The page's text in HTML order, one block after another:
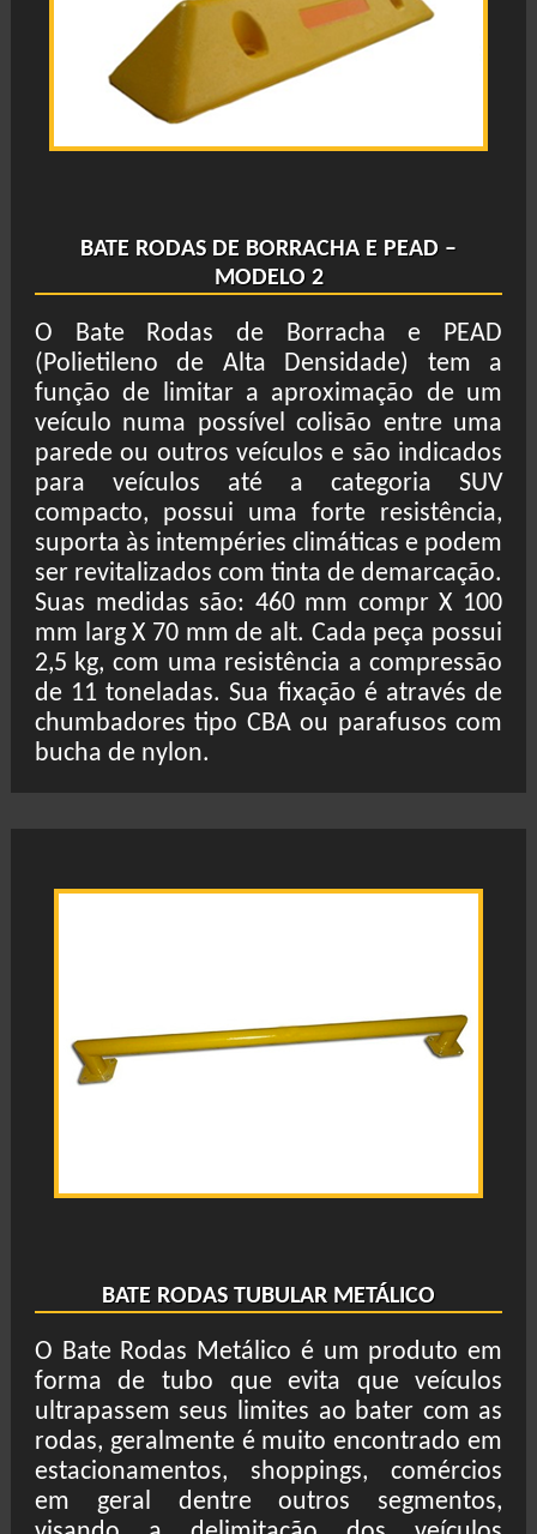
BATE RODAS DE BORRACHA E PEAD –
MODELO 2
O Bate Rodas de Borracha e PEAD
(Polietileno de Alta Densidade) tem a
função de limitar a aproximação de um
veículo numa possível colisão entre uma
parede ou outros veículos e são indicados
para veículos até a categoria SUV
compacto, possui uma forte resistência,
suporta às intempéries climáticas e podem
ser revitalizados com tinta de demarcação.
Suas medidas são: 460 mm compr X 100
mm larg X 70 mm de alt. Cada peça possui
2,5 kg, com uma resistência a compressão
de 11 toneladas. Sua fixação é através de
chumbadores tipo CBA ou parafusos com
bucha de nylon.
BATE RODAS TUBULAR METÁLICO
O Bate Rodas Metálico é um produto em
forma de tubo que evita que veículos
ultrapassem seus limites ao bater com as
rodas, geralmente é muito encontrado em
estacionamentos, shoppings, comércios
em geral dentre outros segmentos,